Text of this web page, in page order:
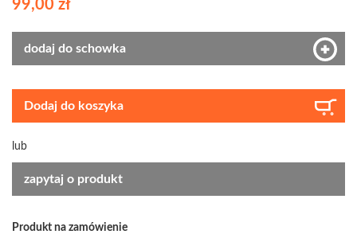
99,00 zł
dodaj do schowka
Dodaj do koszyka
lub
zapytaj o produkt
Produkt na zamówienie